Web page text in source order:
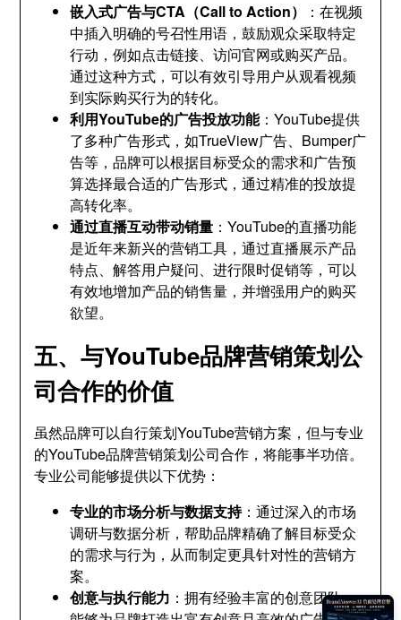
嵌入式广告与CTA（Call to Action）
：在视频
中插入明确的号召性用语，鼓励观众采取特定
行动，例如点击链接、访问官网或购买产品。
通过这种方式，可以有效引导用户从观看视频
到实际购买行为的转化。
利用YouTube的广告投放功能：YouTube提供
了多种广告形式，如TrueView广告、Bumper广
告等，品牌可以根据目标受众的需求和广告预
算选择最合适的广告形式，通过精准的投放提
高转化率。
通过直播互动带动销量 ：YouTube的直播功能
是近年来新兴的营销工具，通过直播展示产品
特点、解答用户疑问、进行限时促销等，可以
有效地增加产品的销售量，并增强用户的购买
欲望。
五、与YouTube品牌营销策划公
司合作的价值
虽然品牌可以自行策划YouTube营销方案，但与专业
的YouTube品牌营销策划公司合作，将能事半功倍。
专业公司能够提供以下优势：
专业的市场分析与数据支持：通过深入的市场
调研与数据分析，帮助品牌精确了解目标受众
的需求与行为，从而制定更具针对性的营销方
案。
创意与执行能力 ：拥有经验丰富的创意团队，